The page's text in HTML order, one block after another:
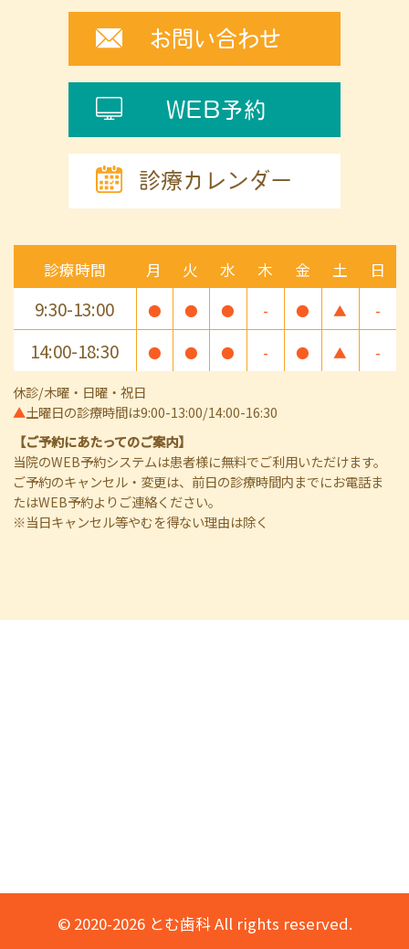
お問い合わせ
WEB予約
診療カレンダー
診療時間 月 火 水 木 金 土 日
9:30-13:00 ● ● ● - ● ▲ -
14:00-18:30 ● ● ● - ● ▲ -
休診/木曜・日曜・祝日
▲土曜日の診療時間は9:00-13:00/14:00-16:30
【ご予約にあたってのご案内】
当院のWEB予約システムは患者様に無料でご利用いただけます。
ご予約のキャンセル・変更は、前日の診療時間内までにお電話ま
たはWEB予約よりご連絡ください。
※当日キャンセル等やむを得ない理由は除く
© 2020-2026 とむ歯科 All rights reserved.